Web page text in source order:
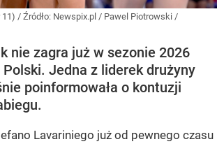
11) / Źródło: Newspix.pl / Pawel Piotrowski /
nie zagra już w sezonie 2026
Jedna z liderek drużyny
poinformowała o kontuzji
Lavariniego już od pewnego czasu